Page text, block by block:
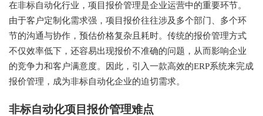
在非标自动化行业，项目报价管理是企业运营中的重要环节。
由于客户定制化需求强，项目报价往往涉及多个部门、多个环
节的沟通与协作，预估价格复杂且耗时。传统的报价管理方式
不仅效率低下，还容易出现报价不准确的问题，从而影响企业
的竞争力和客户满意度。因此，引入一款高效的ERP系统来完成
报价管理，成为非标自动化企业的迫切需求。
非标自动化项目报价管理难点